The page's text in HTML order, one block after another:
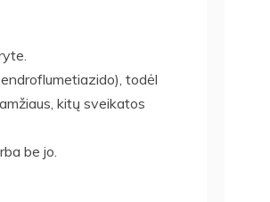
todėl
kitų sveikatos
be jo.